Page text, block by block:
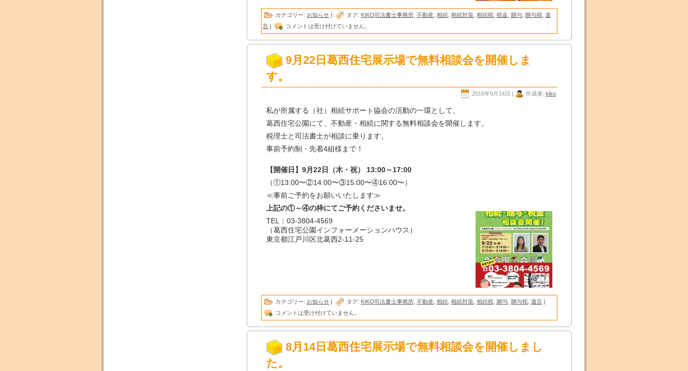
カテゴリー: お知らせ | タグ: KIKO司法書士事務所 不動産 相続 相続対策 相続税 税金 贈与 贈与税 遺
言 | コメントは受け付けていません。
9月22日葛西住宅展示場で無料相談会を開催しま
す。
2016年9月14日 | 作成者: kiko
私が所属する（社）相続サポート協会の活動の一環として、
葛西住宅公園にて、不動産・相続に関する無料相談会を開催します。
税理士と司法書士が相談に乗ります。
事前予約制・先着4組様まで！
【開催日】9月22日（木・祝） 13:00～17:00
（①13:00〜②14:00〜③15:00〜④16:00〜）
≪事前ご予約をお願いいたします≫
上記の①～④の枠にてご予約くださいませ。
TEL：03-3804-4569
（葛西住宅公園インフォーメーションハウス）
東京都江戸川区北葛西2-11-25
カテゴリー: お知らせ | タグ: KIKO司法書士事務所 不動産 相続 相続対策 相続税 贈与 贈与税 遺言 |
コメントは受け付けていません。
8月14日葛西住宅展示場で無料相談会を開催しまし
た。